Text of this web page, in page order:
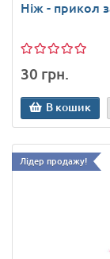
Ніж - прикол
30 грн.
В кошик
Лідер продажу!